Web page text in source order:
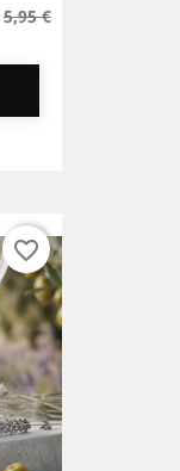
Precio
5,95 €Precio
favorite_border